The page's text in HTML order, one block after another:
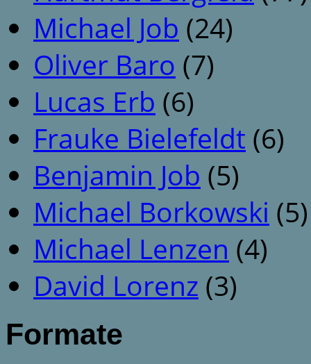
Michael Job (24)
Oliver Baro (7)
Lucas Erb (6)
Frauke Bielefeldt (6)
Benjamin Job (5)
Michael Borkowski (5)
Michael Lenzen (4)
David Lorenz (3)
Formate